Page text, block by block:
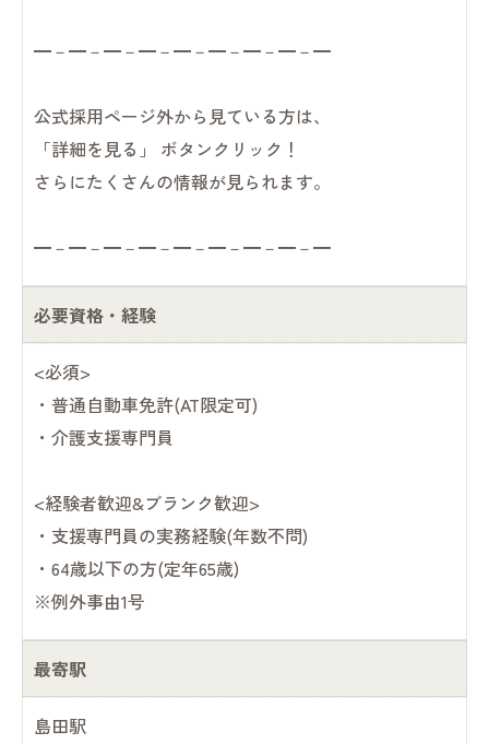
━－━－━－━－━－━－━－━－━
公式採用ページ外から見ている方は、
「詳細を見る」 ボタンクリック！
さらにたくさんの情報が見られます。
━－━－━－━－━－━－━－━－━
必要資格・経験
<必須>
・普通自動車免許(AT限定可)
・介護支援専門員
<経験者歓迎&ブランク歓迎>
・支援専門員の実務経験(年数不問)
・64歳以下の方(定年65歳)
※例外事由1号
最寄駅
島田駅